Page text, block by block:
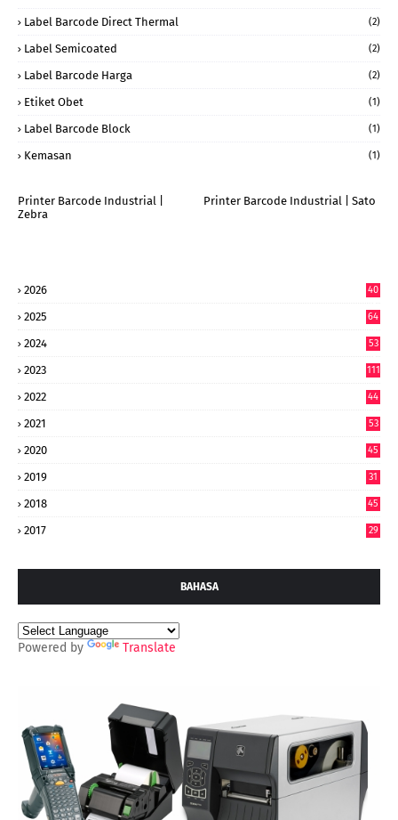
Label Barcode Direct Thermal (2)
Label Semicoated (2)
Label Barcode Harga (2)
Etiket Obet (1)
Label Barcode Block (1)
Kemasan (1)
Printer Barcode Industrial |
Zebra
Printer Barcode Industrial | Sato
2026
40
2025
64
2024
53
2023 111
2022
44
2021 53
2020 45
2019 31
2018 45
2017 29
BAHASA
Powered by Translate